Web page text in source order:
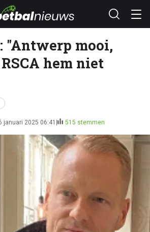
"Antwerp mooi,
hem niet
januari 2025 06:41 515 stemmen